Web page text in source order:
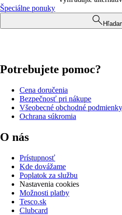
Špeciálne ponuky
Potrebujete pomoc?
Cena doručenia
Bezpečnosť pri nákupe
Všeobecné obchodné podmienky
Ochrana súkromia
O nás
Prístupnosť
Kde dovážame
Poplatok za službu
Nastavenia cookies
Možnosti platby
Tesco.sk
Clubcard